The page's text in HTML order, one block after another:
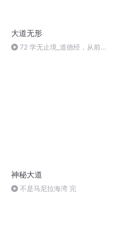
大道无形
72 学无止境_道德经，从前往
神秘大道
不是马尼拉海湾 完